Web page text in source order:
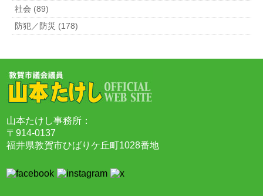
社会 (89)
防犯／防災 (178)
山本たけし事務所：
〒914-0137
福井県敦賀市ひばりケ丘町1028番地